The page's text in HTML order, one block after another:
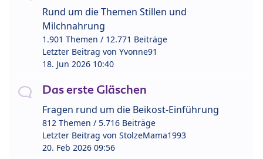
Rund um die Themen Stillen und
Milchnahrung
1.901 Themen / 12.771 Beiträge
Letzter Beitrag von Yvonne91
18. Jun 2026 10:40
Das erste Gläschen
Fragen rund um die Beikost-Einführung
812 Themen / 5.716 Beiträge
Letzter Beitrag von StolzeMama1993
20. Feb 2026 09:56